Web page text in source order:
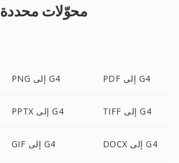
محوّلات محددة
PNG إلى G4 PDF إلى G4
PPTX إلى G4 TIFF إلى G4
GIF إلى G4 DOCX إلى G4